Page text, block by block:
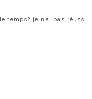
temps? je n’ai pas réussi